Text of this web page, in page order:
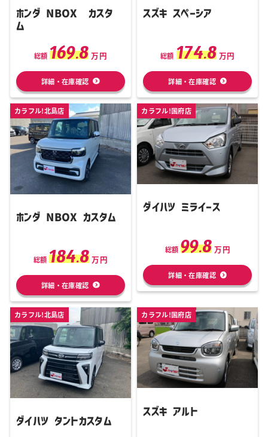
ホンダ NBOX カスタ
ム
総額 169.8 万円
詳細・在庫確認
スズキ スペーシア
総額 174.8 万円
詳細・在庫確認
カラフル!北島店
ホンダ NBOX カスタム
総額 184.8 万円
詳細・在庫確認
カラフル!国府店
ダイハツ ミライース
総額 99.8 万円
詳細・在庫確認
カラフル!北島店
ダイハツ タントカスタム
カラフル!国府店
スズキ アルト